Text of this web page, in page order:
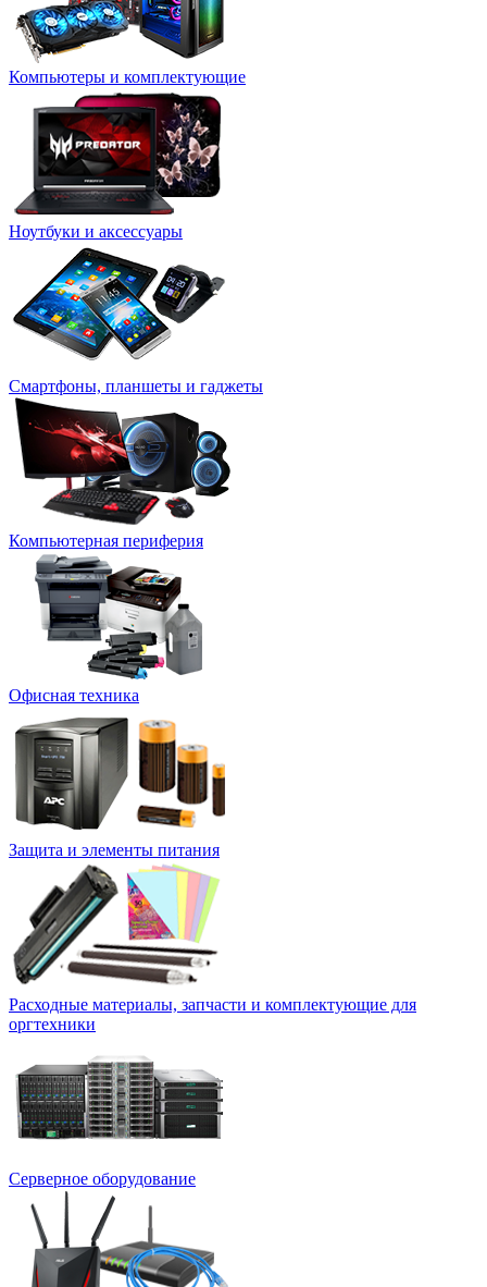
Компьютеры и комплектующие
Ноутбуки и аксессуары
Смартфоны, планшеты и гаджеты
Компьютерная периферия
Офисная техника
Защита и элементы питания
Расходные материалы, запчасти и комплектующие для
оргтехники
Серверное оборудование